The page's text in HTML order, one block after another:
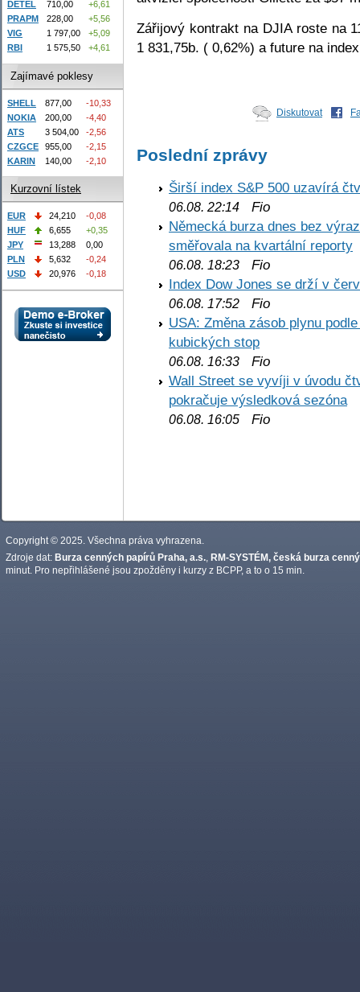
Zářijový kontrakt na DJIA roste na
1 831,75b. ( 0,62%) a future na
Diskutovat
Poslední zprávy
Širší index S&P 500 uzavírá
06.08. 22:14 Fio
Německá burza dnes bez
směřovala na kvartální reporty
06.08. 18:23 Fio
Index Dow Jones se drží v
06.08. 17:52 Fio
USA: Změna zásob plynu
kubických stop
06.08. 16:33 Fio
Wall Street se vyvíji v úvodu
pokračuje výsledková sezóna
06.08. 16:05 Fio
DETEL
710,00
+6,61
PRAPM
228,00
+5,56
VIG
1 797,00
+5,09
RBI
1 575,50 +4,61
Zajímavé poklesy
SHELL 877,00
-10,33
NOKIA
200,00
-4,40
ATS
3 504,00
-2,56
CZGCE
955,00
-2,15
KARIN
140,00 -2,10
Kurzovní lístek
EUR 24,210
-0,08
HUF
6,655
+0,35
JPY
13,288
0,00
PLN
5,632
-0,24
USD
20,976 -0,18
Copyright © 2025. Všechna práva vyhrazena.
Zdroje dat: Burza cenných papírů Praha, a.s. RM-SYSTÉM, česká burza
minut. Pro nepřihlášené jsou zpožděny i kurzy z BCPP, a to o 15 min.